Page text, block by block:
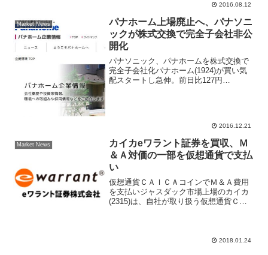
2016.08.12
Market News
パナホーム上場廃止へ、パナソニ
ックが株式交換で完全子会社非公
開化
パナソニック、パナホームを株式交換で
完全子会社化パナホーム(1924)が買い気
配スタートし急伸。前日比127円
2016.12.21
Market News
カイカeワラント証券を買収、Ｍ
＆Ａ対価の一部を仮想通貨で支払
い
仮想通貨ＣＡＩＣＡコインでＭ＆Ａ費用
を支払いジャスダック市場上場のカイカ
(2315)は、自社が取り扱う仮想通貨ＣＡ
2018.01.24